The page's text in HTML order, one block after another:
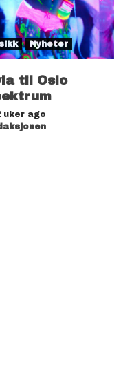
Nyheter
til Oslo
uker ago